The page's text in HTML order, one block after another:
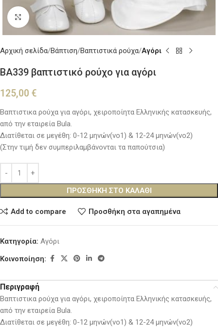
Κλικ για μεγέθυνση
Αρχική σελίδα Βάπτιση Βαπτιστικά ρούχα Αγόρι
BA339 βαπτιστικό ρούχο για αγόρι
125,00 €
Βαπτιστικα ρούχα για αγόρι, χειροποίητα Ελληνικής κατασκευής,
από την εταιρεία Bula.
Διατίθεται σε μεγέθη: 0-12 μηνών(νο1) & 12-24 μηνών(νο2)
(Στην τιμή δεν συμπεριλαμβάνονται τα παπούτσια)
ΠΡΟΣΘΉΚΗ ΣΤΟ ΚΑΛΆΘΙ
Add to compare Προσθήκη στα αγαπημένα
Κατηγορία: Αγόρι
Κοινοποίηση:
Περιγραφή
Βαπτιστικα ρούχα για αγόρι, χειροποίητα Ελληνικής κατασκευής,
από την εταιρεία Bula.
Διατίθεται σε μεγέθη: 0-12 μηνών(νο1) & 12-24 μηνών(νο2)